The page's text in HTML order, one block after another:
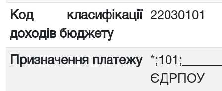
Код класифікації
доходів бюджету
22030101
Призначення платежу
ЄДРПОУ